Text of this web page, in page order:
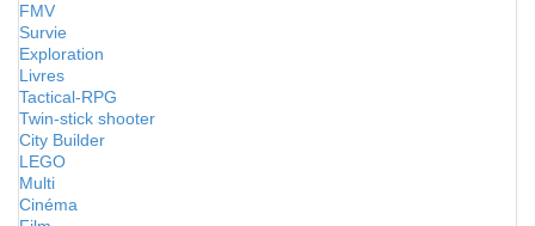
FMV
Survie
Exploration
Livres
Tactical-RPG
Twin-stick shooter
City Builder
LEGO
Multi
Cinéma